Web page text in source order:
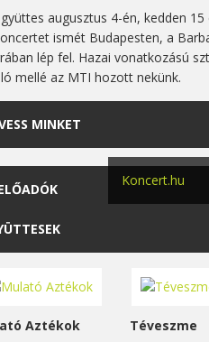
augusztus 4-én, kedden 15
ismét Budapesten, a
lép fel. Hazai vonatkozású
mellé az MTI hozott nekünk.
MINKET
Koncert.hu
Aztékok Téveszme